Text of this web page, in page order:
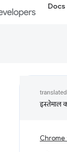
Docs
इस्तेमाल
Chrome